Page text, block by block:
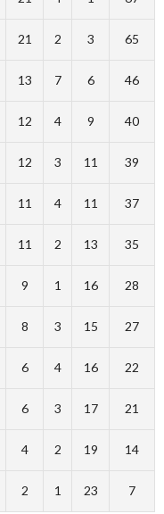
21 2 3 65
13 7 6 46
12 4 9 40
12 3 11 39
11 4 11 37
11 2 13 35
9 1 16 28
8 3 15 27
6 4 16 22
6 3 17 21
4 2 19 14
2 1 23 7